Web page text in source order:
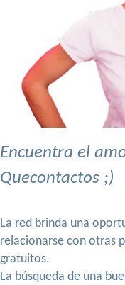
Encuentra el
Quecontactos ;)
La red brinda una
relacionarse con otras
gratuitos.
La búsqueda de una